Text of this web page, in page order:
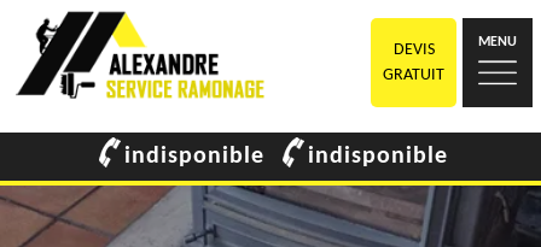
DEVIS
GRATUIT
MENU
indisponible indisponible